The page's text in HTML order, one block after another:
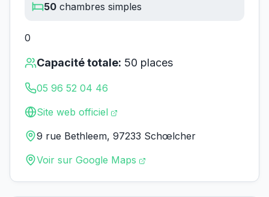
50 chambres simples
0
Capacité totale: 50 places
05 96 52 04 46
Site web officiel
9 rue Bethleem, 97233 Schœlcher
Voir sur Google Maps